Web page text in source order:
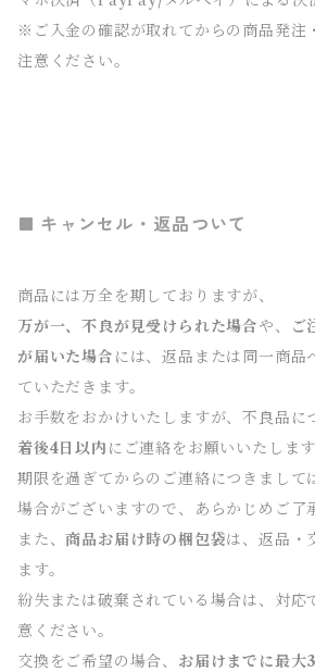
※ご入金の確認が取れてからの商品発注
注意ください。
キャンセル・返品ついて
商品には万全を期しておりますが、
万が一、不良が見受けられた場合や、
ご
が届いた場合 には、返品または同一商品
ていただきます。
お手数をおかけいたしますが、不良品に
着後4日以内 にご連絡をお願いいたします
期限を過ぎてからのご連絡につきまして
場合がございますので、あらかじめご了
また、商品お届け時の梱包袋は、返品・
ます。
紛失または破棄されている場合は、対応
意ください。
交換をご希望の場合、 お届けまでに最大